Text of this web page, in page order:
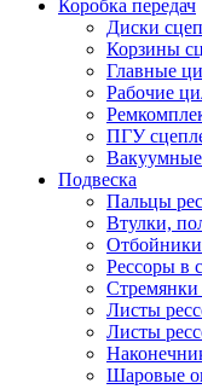
Коробка передач
Диски
Корзины
Главные
Рабочие
ПГУ
Вакуумные
Подвеска
Пальцы
Втулки,
Отбойники
Рессоры в
Стремянки
Листы
Листы
Шаровые